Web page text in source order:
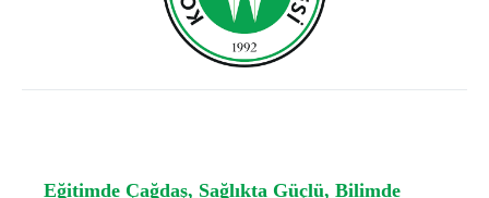
Eğitimde Çağdaş, Sağlıkta Güçlü, Bilimde